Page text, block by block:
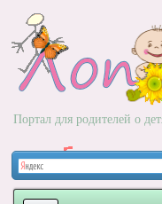
Портал для родителей о